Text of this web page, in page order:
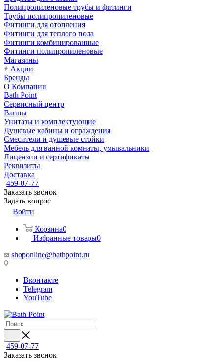
Полипропиленовые трубы и фитинги
Трубы полипропиленовые
Фитинги для отопления
Фитинги для теплого пола
Фитинги комбинированные
Фитинги полипропиленовые
Магазины
Акции
Бренды
О Компании
Bath Point
Сервисный центр
Ванны
Унитазы и комплектующие
Душевые кабины и ограждения
Смесители и душевые стойки
Мебель для ванной комнаты, умывальники
Лицензии и сертификаты
Реквизиты
Доставка
459-07-77
Заказать звонок
Задать вопрос
Войти
Корзина0
Избранные товары0
shoponline@bathpoint.ru
Вконтакте
Telegram
YouTube
459-07-77
Заказать звонок